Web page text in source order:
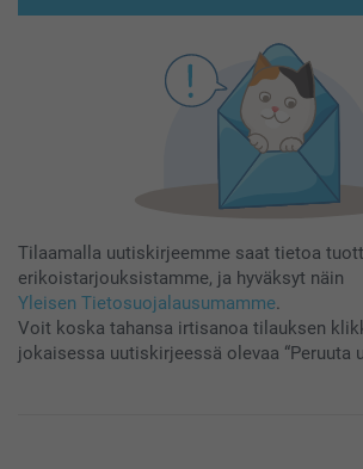
Tilaamalla uutiskirjeemme saat tietoa
erikoistarjouksistamme, ja hyväksyt näin
Yleisen Tietosuojalausumamme.
Voit koska tahansa irtisanoa tilauksen
jokaisessa uutiskirjeessä olevaa “Peruuta